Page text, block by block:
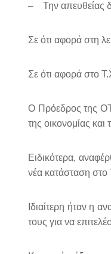
– Την απευθείας
Σε ότι αφορά στη
Σε ότι αφορά στο
Ο Πρόεδρος της
της οικονομίας
Ειδικότερα,
νέα κατάσταση
Ιδιαίτερη ήταν η
τους για να